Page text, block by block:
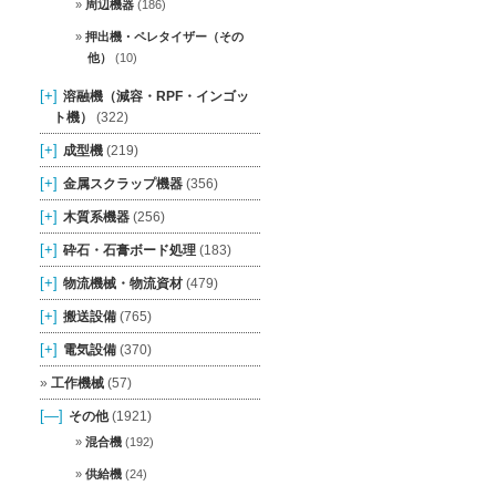
周辺機器(186)
押出機・ペレタイザー（その
他）
(10)
[+] 溶融機（減容・RPF・インゴッ
ト機）
(322)
[+] 成型機(219)
[+] 金属スクラップ機器(356)
[+] 木質系機器(256)
[+] 砕石・石膏ボード処理(183)
[+] 物流機械・物流資材(479)
[+] 搬送設備(765)
[+] 電気設備(370)
工作機械(57)
[—] その他(1921)
混合機(192)
供給機(24)